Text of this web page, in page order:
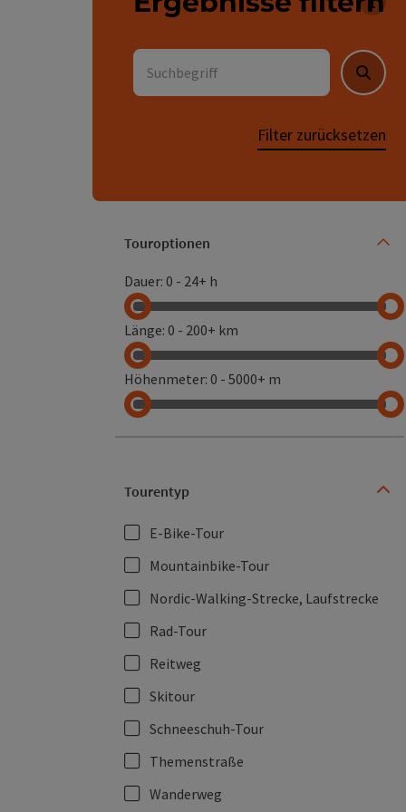
Für
Suchbegriff
Suchen
Filter zurücksetzen
Touroptionen
Der
Dauer: 0 - 24+ h
Länge: 0 - 200+ km
Höhenmeter: 0 - 5000+ m
Tourentyp
E-Bike-Tour
Mountainbike-Tour
Nordic-Walking-Strecke, Laufstrecke
Rad-Tour
Reitweg
Skitour
Schneeschuh-Tour
Themenstraße
Wanderweg